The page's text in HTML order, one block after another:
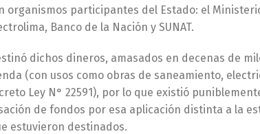
participantes del Estado: el
Banco de la Nación y SUNAT.
dichos dineros, amasados en decenas de
(con usos como obras de saneamiento,
Ley N° 22591), por lo que existió
de fondos por esa aplicación distinta a la
estuvieron destinados.